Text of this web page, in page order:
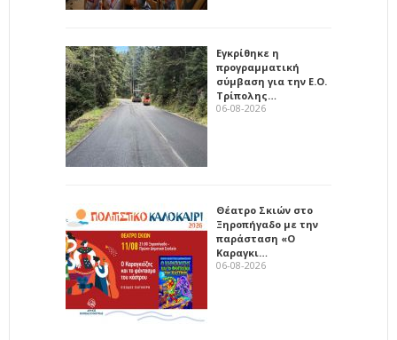
Εγκρίθηκε η
προγραμματική
σύμβαση για την Ε.Ο.
Τρίπολης…
06-08-2026
Θέατρο Σκιών στο
Ξηροπήγαδο με την
παράσταση «Ο
Καραγκι…
06-08-2026